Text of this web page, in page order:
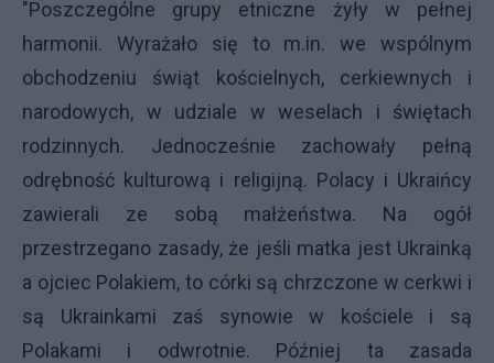
"Poszczególne grupy etniczne żyły w pełnej
harmonii. Wyrażało się to m.in. we wspólnym
obchodzeniu świąt kościelnych, cerkiewnych i
narodowych, w udziale w weselach i świętach
rodzinnych. Jednocześnie zachowały pełną
odrębność kulturową i religijną. Polacy i Ukraińcy
zawierali ze sobą małżeństwa. Na ogół
przestrzegano zasady, że jeśli matka jest Ukrainką
a ojciec Polakiem, to córki są chrzczone w cerkwi i
są Ukrainkami zaś synowie w kościele i są
Polakami i odwrotnie. Później ta zasada